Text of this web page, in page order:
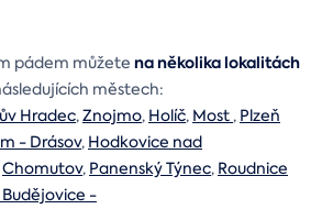
pádem můžete na několika lokalitách
městech:
Hradec,Znojmo, Holíč, Most, Plzeň
- Drásov, Hodkovice nad
Chomutov, Panenský Týnec, Roudnice
-